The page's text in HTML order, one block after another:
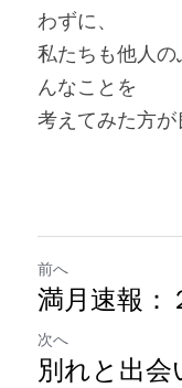
わずに、
私たちも他人
んなことを
考えてみた方が
前へ
満月速報：
次へ
別れと出会